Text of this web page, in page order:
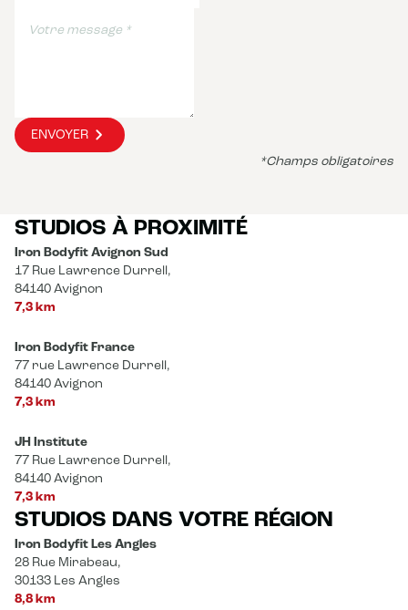
ENVOYER
*Champs obligatoires
STUDIOS À PROXIMITÉ
Iron Bodyfit Avignon Sud
17 Rue Lawrence Durrell,
84140 Avignon
7,3 km
Iron Bodyfit France
77 rue Lawrence Durrell,
84140 Avignon
7,3 km
JH Institute
77 Rue Lawrence Durrell,
84140 Avignon
7,3 km
STUDIOS DANS VOTRE RÉGION
Iron Bodyfit Les Angles
28 Rue Mirabeau,
30133 Les Angles
8,8 km